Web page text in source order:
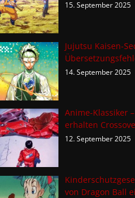
15. September 2025
Jujutsu Kaisen-
14. September 2025
Anime-Klassiker
erhalten
12. September 2025
von Dragon Ball